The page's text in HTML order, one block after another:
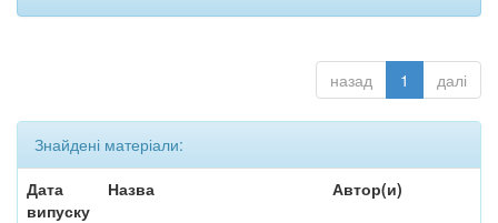
назад 1 далі
Знайдені матеріали:
Дата
випуску
Назва Автор(и)